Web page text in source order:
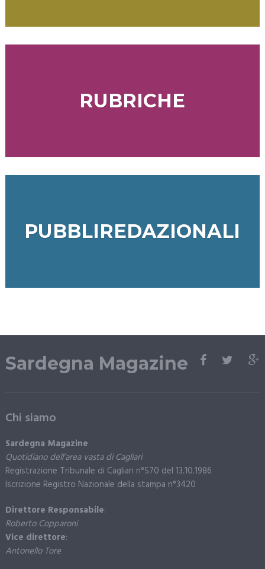
RUBRICHE
PUBBLIREDAZIONALI
Sardegna Magazine
Chi siamo
Sardegna Magazine
Quotidiano dell’area vasta di Cagliari
Registrazione Tribunale di Cagliari n°570 del 13.10.1986
Iscrizione Registro Nazionale della stampa n°3420
Direttore Responsabile:
Roberto Copparoni
Vice direttore:
Antonello Tore